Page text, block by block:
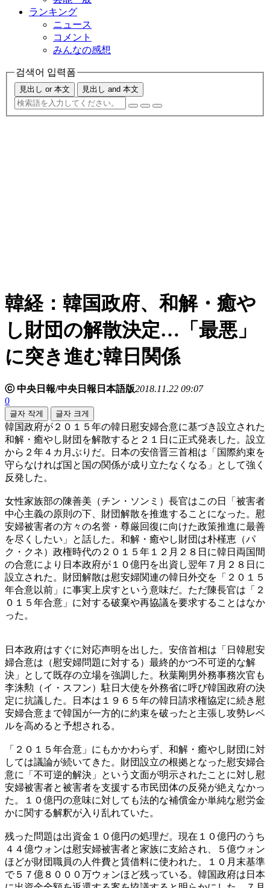
ランキング
ニュース
コメント
みんなの感想
검색어 입력폼
見出し or 本文 見出し and 本文
韓経：韓国政府、和解・癒や
し財団の解散決定…「最悪」
に突き進む韓日関係
ⓒ 中央日報/中央日報日本語版2018.11.22 09:07
0
글자 작게 글자 크게
韓国政府が２０１５年の韓日慰安婦合意に基づき設立された
和解・癒やし財団を解散すると２１日に正式発表した。設立
から２年４カ月ぶりだ。日本の安倍晋三首相は「国際約束を
守らなければ国と国の関係が成り立たなくなる」として強く
反発した。
女性家族部の陳善美（チン・ソンミ）長官はこの日「被害者
中心主義の原則の下、財団解散を推進することになった。慰
安婦被害者の方々の名誉・尊厳回復に向けた政策推進に最善
を尽くしたい」と話した。和解・癒やし財団は朴槿恵（パ
ク・クネ）政権時代の２０１５年１２月２８日に韓日両国間
の合意により日本政府が１０億円を出資し翌年７月２８日に
設立された。財団解散は慰安婦関連の韓日外交を「２０１５
年合意以前」に事実上戻すという意味だ。ただ陳長官は「２
０１５年合意」に対する破棄や再協議を要求することはなか
った。
日本政府はすぐに対応声明を出した。安倍首相は「日韓慰安
婦合意は（慰安婦問題に対する）最終的かつ不可逆的な解
決」として既存の立場を強調した。秋葉剛男外務事務次官も
李洙勲（イ・スフン）駐日大使を外務省に呼び韓国政府の決
定に抗議した。日本は１９６５年の韓日請求権協定に続き慰
安婦合意まで韓国が一方的に約束を破ったと主張し攻勢レベ
ルを高めると予想される。
「２０１５年合意」にもかかわらず、和解・癒やし財団に対
しては議論が続いてきた。財団設立の根拠となった慰安婦合
意に「不可逆的解決」という文面が明示されたことに対し慰
安婦被害者と被害者を支援する市民団体の反発が絶えなかっ
た。１０億円の意味に対しても法的な補償金か単純な慰労金
かに関する解釈が入り乱れていた。
残った問題は出資金１０億円の処理だ。現在１０億円のうち
４４億ウォンは慰安婦被害者と家族に支給され、５億ウォン
ほどが財団職員の人件費と賃借料に使われた。１０月末基準
で５７億８０００万ウォンほど残っている。韓国政府は日本